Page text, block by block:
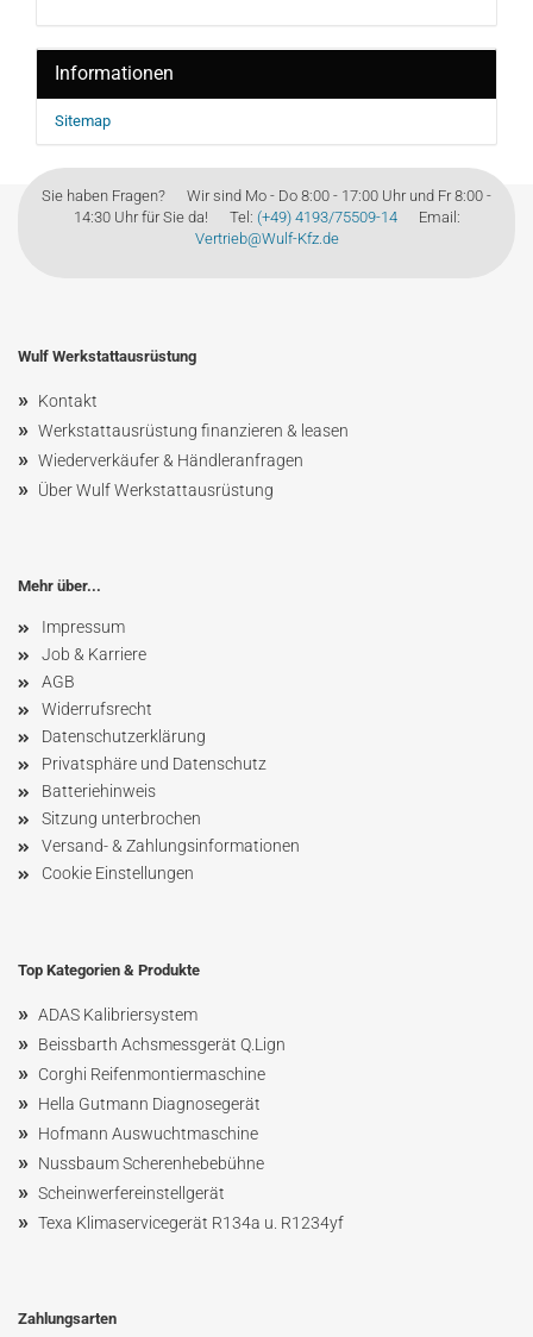
Informationen
Sitemap
Sie haben Fragen? Wir sind Mo - Do 8:00 - 17:00 Uhr und Fr 8:00 -
14:30 Uhr für Sie da! Tel: (+49) 4193/75509-14Email:
Vertrieb@Wulf-Kfz.de
Wulf Werkstattausrüstung
» Kontakt
» Werkstattausrüstung finanzieren & leasen
» Wiederverkäufer & Händleranfragen
» Über Wulf Werkstattausrüstung
Mehr über...
Impressum
Job & Karriere
AGB
Widerrufsrecht
Datenschutzerklärung
Privatsphäre und Datenschutz
Batteriehinweis
Sitzung unterbrochen
Versand- & Zahlungsinformationen
Cookie Einstellungen
Top Kategorien & Produkte
» ADAS Kalibriersystem
» Beissbarth Achsmessgerät Q.Lign
» Corghi Reifenmontiermaschine
» Hella Gutmann Diagnosegerät
» Hofmann Auswuchtmaschine
» NussbaumScherenhebebühne
» Scheinwerfereinstellgerät
» Texa Klimaservicegerät R134a u. R1234yf
Zahlungsarten